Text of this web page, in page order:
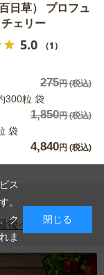
日草） プロフュ
ェリー
5.0 （1）
275円(税込)
300粒 袋
1,850円(税込)
袋
4,840円 (税込)
後へ
ス
。
ク
ま
閉じる